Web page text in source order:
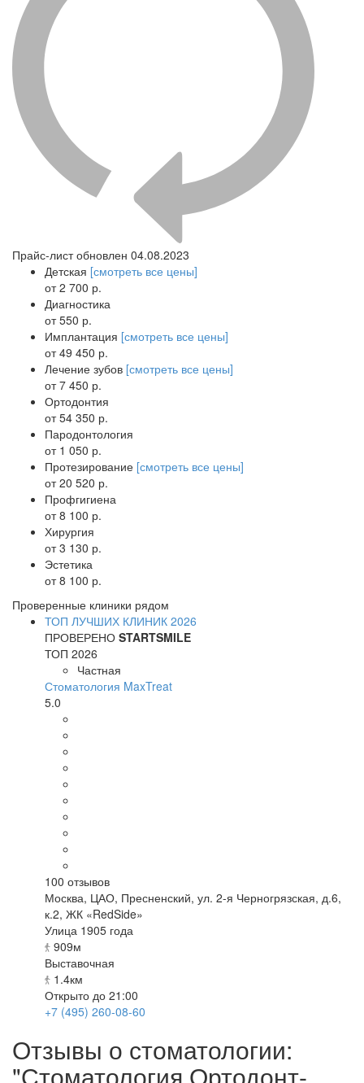
Прайс-лист обновлен 04.08.2023
Детская [смотреть все цены]
от 2 700 р.
Диагностика
от 550 р.
Имплантация [смотреть все цены]
от 49 450 р.
Лечение зубов [смотреть все цены]
от 7 450 р.
Ортодонтия
от 54 350 р.
Пародонтология
от 1 050 р.
Протезирование [смотреть все цены]
от 20 520 р.
Профгигиена
от 8 100 р.
Хирургия
от 3 130 р.
Эстетика
от 8 100 р.
Проверенные клиники рядом
ТОП ЛУЧШИХ КЛИНИК 2026
ПРОВЕРЕНО STARTSMILE
ТОП 2026
Частная
Стоматология MaxTreat
5.0
100 отзывов
Москва, ЦАО, Пресненский, ул. 2-я Черногрязская, д.6,
к.2, ЖК «RedSide»
Улица 1905 года
909м
Выставочная
1.4км
Открыто до 21:00
+7 (495) 260-08-60
Отзывы о стоматологии:
"Стоматология Ортодонт-